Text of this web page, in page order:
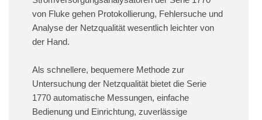
von Fluke gehen Protokollierung, Fehlersuche und
Analyse der Netzqualität wesentlich leichter von
der Hand.
Als schnellere, bequemere Methode zur
Untersuchung der Netzqualität bietet die Serie
1770 automatische Messungen, einfache
Bedienung und Einrichtung, zuverlässige